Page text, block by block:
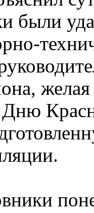
были
Дню